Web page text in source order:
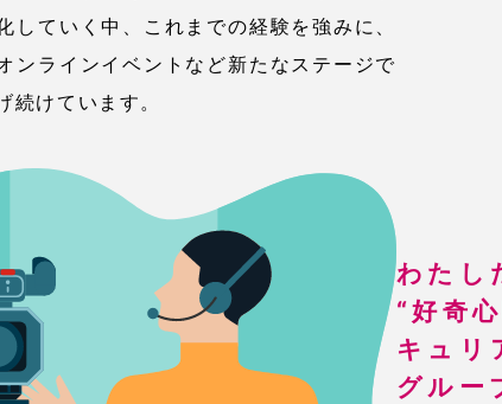
していく中、これまでの経験を強みに、
ンラインイベントなど新たなステージで
続けています。
わたし
“好奇
キュリ
グルー